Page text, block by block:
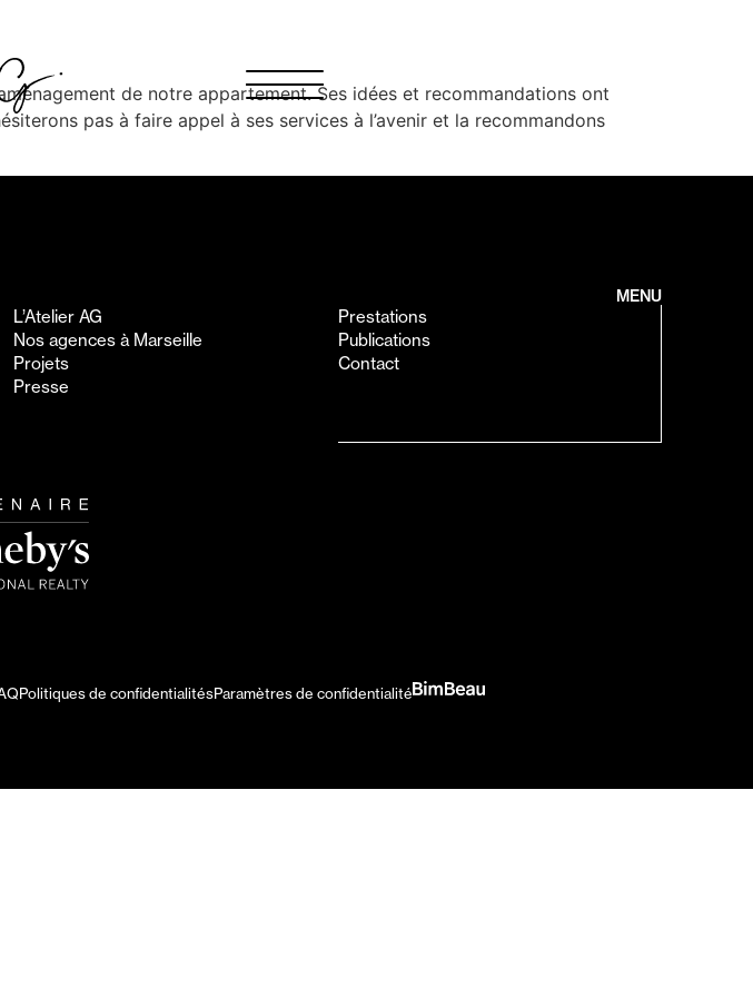
de notre appartement. Ses idées et recommandations ont
pas à faire appel à ses services à l’avenir et la recommandons
MENU
L’Atelier AG
Nos agences à Marseille
Projets
Presse
Prestations
Publications
Contact
Politiques de confidentialitésParamètres de confidentialité